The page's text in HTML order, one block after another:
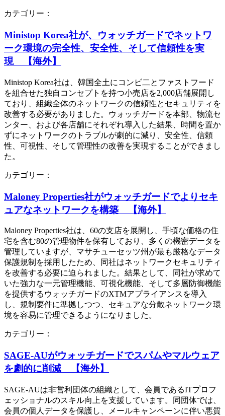
カテゴリー：
Ministop Korea社が、ウォッチガードでネットワ
ーク環境の完全性、安全性、そして信頼性を実
現 【海外】
Ministop Korea社は、韓国全土にコンビ二とファストフード
を組合せた独自コンセプトを持つ小売店を2,000店舗展開し
ており、組織全体のネットワークの信頼性とセキュリティを
改善する必要がありました。ウォッチガードを本部、物流セ
ンター、および各店舗にそれぞれ導入した結果、時間を置か
ずにネットワークのトラブルが劇的に減り、安全性、信頼
性、可視性、そして管理性の改善を実現することができまし
た。
カテゴリー：
Maloney Properties社がウォッチガードでよりセキ
ュアなネットワークを構築 【海外】
Maloney Properties社は、60の支店を展開し、手頃な価格の住
宅を含む80の管理物件を保有しており、多くの機密データを
管理していますが、マサチューセッツ州が最も厳格なデータ
保護規制を採用したため、同社はネットワークセキュリティ
を改善する必要に迫られました。結果として、同社が求めて
いた強力な一元管理機能、可視化機能、そして多層防御機能
を提供するウォッチガードのXTMアプライアンスを導入
し、規制要件に準拠しつつ、セキュアな分散ネットワーク環
境を容易に管理できるようになりました。
カテゴリー：
SAGE-AUがウォッチガードでスパムやマルウェア
を劇的に削減 【海外】
SAGE-AUは非営利団体の組織として、会員であるITプロフ
ェッショナルのスキル向上を支援しています。同団体では、
会員の個人データを保護し、メールキャンペーンに伴い悪質